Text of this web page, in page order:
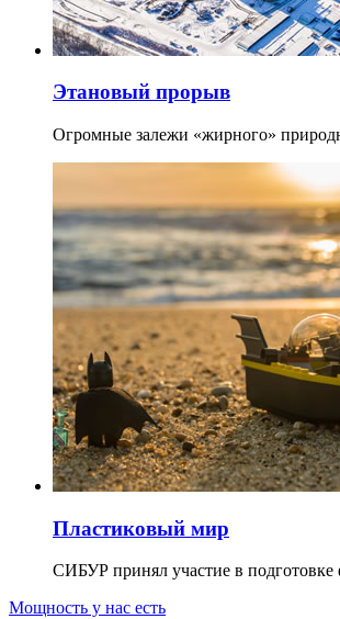
Этановый прорыв
Огромные залежи «жирного»
Пластиковый мир
СИБУР принял участие в подготовке
Мощность у нас есть